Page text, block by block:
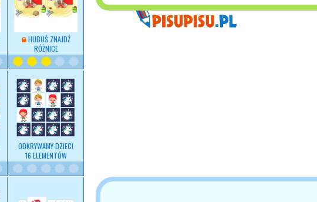
HUBUŚ ZNAJDŹ
RÓŻNICE
ODKRYWAMY DZIECI
16 ELEMENTÓW